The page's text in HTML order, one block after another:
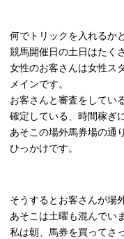
何でトリックを入れるか
競馬開催日の土日はたく
女性のお客さんは女性ス
メインです。
お客さんと審査をしてい
確定している、時間稼ぎ
あそこの場外馬券場の通
ひっかけです。
そうするとお客さんが場
あそこは土曜も混んでい
私は朝、馬券を買ってさ